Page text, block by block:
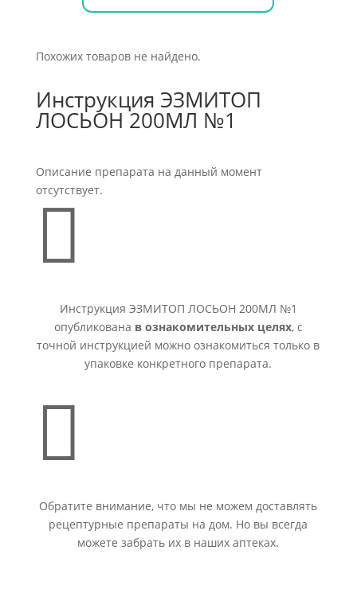
Похожих товаров не найдено.
Инструкция ЭЗМИТОП
ЛОСЬОН 200МЛ №1
Описание препарата на данный момент
отсутствует.

Инструкция ЭЗМИТОП ЛОСЬОН 200МЛ №1
опубликована в ознакомительных целях, с
точной инструкцией можно ознакомиться только в
упаковке конкретного препарата.

Обратите внимание, что мы не можем доставлять
рецептурные препараты на дом. Но вы всегда
можете забрать их в наших аптеках.